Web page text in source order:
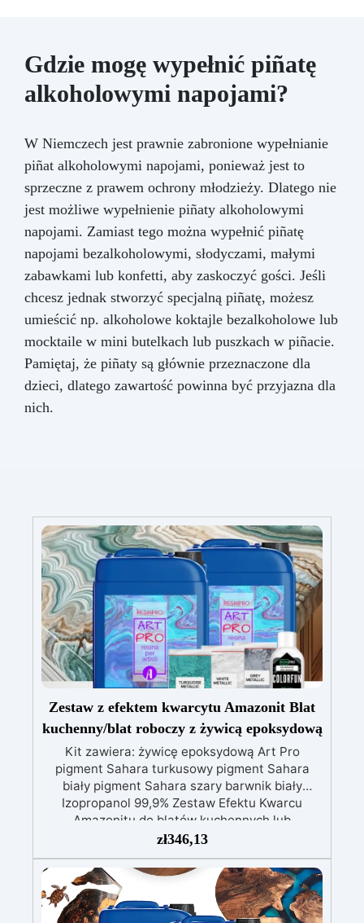
Gdzie mogę wypełnić piñatę
alkoholowymi napojami?
W Niemczech jest prawnie zabronione wypełnianie
piñat alkoholowymi napojami, ponieważ jest to
sprzeczne z prawem ochrony młodzieży. Dlatego nie
jest możliwe wypełnienie piñaty alkoholowymi
napojami. Zamiast tego można wypełnić piñatę
napojami bezalkoholowymi, słodyczami, małymi
zabawkami lub konfetti, aby zaskoczyć gości. Jeśli
chcesz jednak stworzyć specjalną piñatę, możesz
umieścić np. alkoholowe koktajle bezalkoholowe lub
mocktaile w mini butelkach lub puszkach w piñacie.
Pamiętaj, że piñaty są głównie przeznaczone dla
dzieci, dlatego zawartość powinna być przyjazna dla
nich.
Zestaw z efektem kwarcytu Amazonit Blat
kuchenny/blat roboczy z żywicą epoksydową
Kit zawiera: żywicę epoksydową Art Pro
pigment Sahara turkusowy pigment Sahara
biały pigment Sahara szary barwnik biały
Izopropanol 99,9% Zestaw Efektu Kwarcu
Amazonitu do blatów kuchennych lub
powierzchni roboczych z żywicą epoksydową to
innowacyjne i estetycznie imponujące
rozwiązanie dla tych, którzy chcą przekształcić
swoje przestrzenie w wyrafinowany i wysokiej
jakości wygląd. Stworzony, aby naśladować
zł346,13